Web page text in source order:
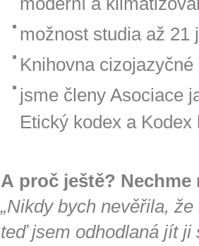
možnost studia až 21
Knihovna
jsme členy Asociace
Etický kodex a Kodex
A proč ještě?
„Nikdy bych nevěřila,
teď jsem odhodlaná jít